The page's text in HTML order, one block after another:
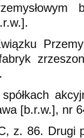
[b.r.w.], nr
z. 86. Drugi